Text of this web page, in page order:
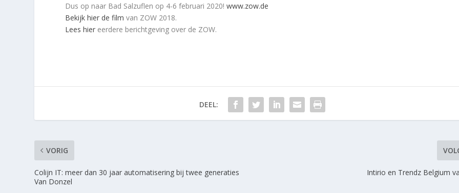
Dus op naar Bad Salzuflen op 4-6 februari 2020!www.zow.de
Bekijk hier de film van ZOW 2018.
Lees hier eerdere berichtgeving over de ZOW.
DEEL:
VORIG
Colijn IT: meer dan 30 jaar automatisering bij twee generaties
Van Donzel
Intirio en Trendz Belgium